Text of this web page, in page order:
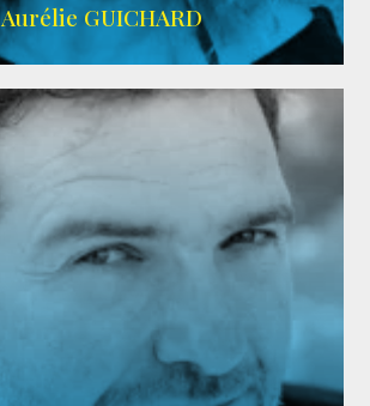
Aurélie GUICHARD